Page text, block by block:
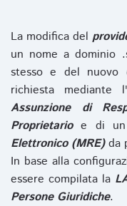
La modifica del
un nome a dominio
stesso e del nuovo
richiesta
Assunzione di
Proprietarioe di un
Elettronico (MRE)da
In base alla
essere compilata la
Persone Giuridiche.